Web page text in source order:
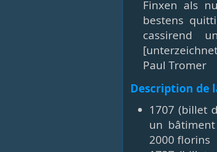
Finxen als
bestens
cassirend
Paul Tromer
Description de
1707 (billet
un
2000 florins